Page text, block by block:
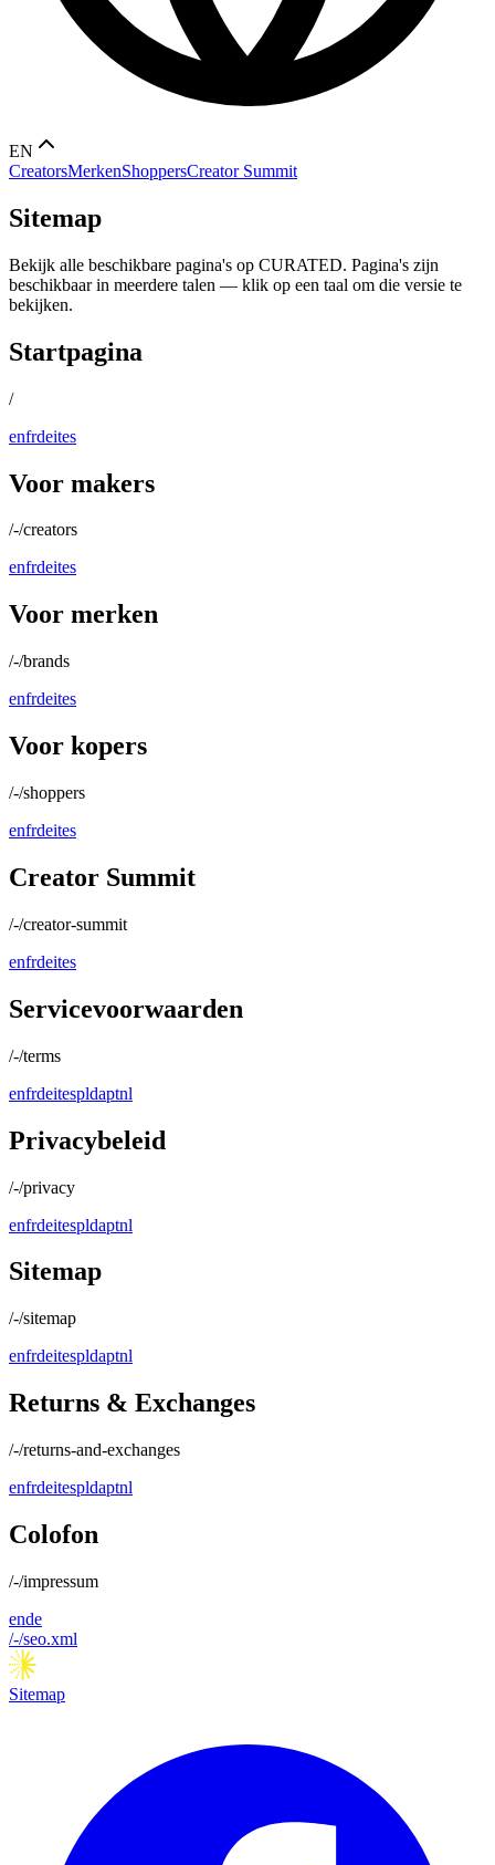
EN
CreatorsMerkenShoppersCreator Summit
Sitemap
Bekijk alle beschikbare pagina's op CURATED. Pagina's zijn
beschikbaar in meerdere talen — klik op een taal om die versie te
bekijken.
Startpagina
/
enfrdeites
Voor makers
/-/creators
enfrdeites
Voor merken
/-/brands
enfrdeites
Voor kopers
/-/shoppers
enfrdeites
Creator Summit
/-/creator-summit
enfrdeites
Servicevoorwaarden
/-/terms
enfrdeitespldaptnl
Privacybeleid
/-/privacy
enfrdeitespldaptnl
Sitemap
/-/sitemap
enfrdeitespldaptnl
Returns & Exchanges
/-/returns-and-exchanges
enfrdeitespldaptnl
Colofon
/-/impressum
ende
/-/seo.xml
Sitemap